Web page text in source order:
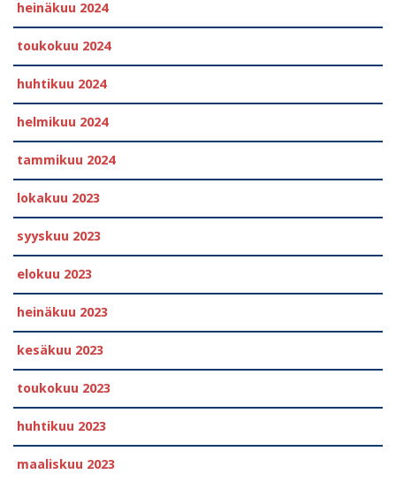
heinäkuu 2024
toukokuu 2024
huhtikuu 2024
helmikuu 2024
tammikuu 2024
lokakuu 2023
syyskuu 2023
elokuu 2023
heinäkuu 2023
kesäkuu 2023
toukokuu 2023
huhtikuu 2023
maaliskuu 2023